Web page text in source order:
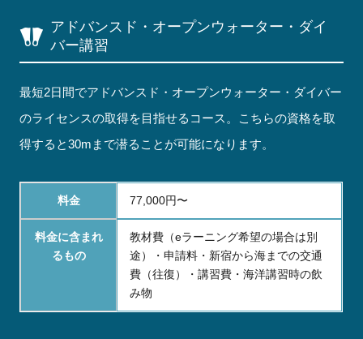
アドバンスド・オープンウォーター・ダイ
バー講習
最短2日間でアドバンスド・オープンウォーター・ダイバー
のライセンスの取得を目指せるコース。こちらの資格を取
得すると30mまで潜ることが可能になります。
料金 77,000円〜
料金に含まれ
るもの
教材費（eラーニング希望の場合は別
途）・申請料・新宿から海までの交通
費（往復）・講習費・海洋講習時の飲
み物